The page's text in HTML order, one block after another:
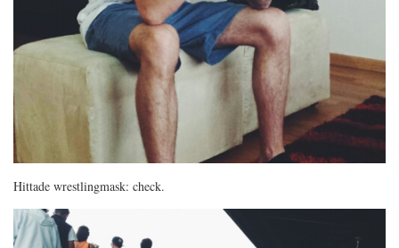
Hittade wrestlingmask: check.